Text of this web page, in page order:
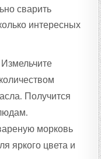
сварить
интересных
Измельчите
Получится
морковь
яркого цвета и